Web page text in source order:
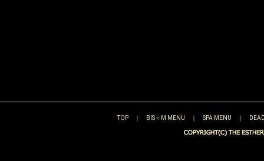
TOP｜ BIS＜M MENU ｜ SPA MENU ｜